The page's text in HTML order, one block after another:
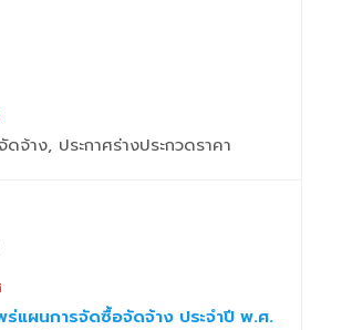
จ้าง, ประกาศร่างประกวดราคา
ร่แผนการจัดซื้อจัดจ้าง ประจำปี พ.ศ.